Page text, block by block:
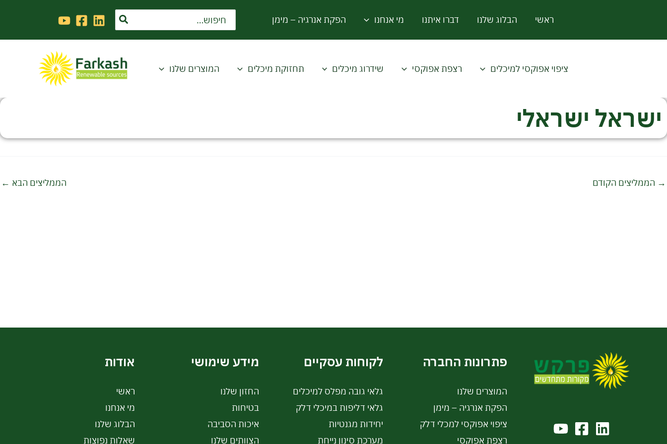
ראשי הבלוג שלנו דברו איתנו מי אנחנו הפקת אנרגיה – מימן
Search
for:
ציפוי אפוקסי למיכלים רצפת אפוקסי שידרוג מיכלים תחזוקת מיכלים המוצרים שלנו
ישראל ישראלי
→ הממליצים הקודם הממליצים הבא ←
פתרונות החברה
המוצרים שלנו
הפקת אנרגיה – מימן
ציפוי אפוקסי למכלי דלק
רצפת אפוקסי
לקוחות עסקיים
גלאי גובה מפלס למיכלים
גלאי דליפות במיכלי דלק
יחידות מגנטיות
מערכת סינון נייחת
מידע שימושי
החזון שלנו
בטיחות
איכות הסביבה
הצוותים שלנו
אודות
ראשי
מי אנחנו
הבלוג שלנו
שאלות נפוצות